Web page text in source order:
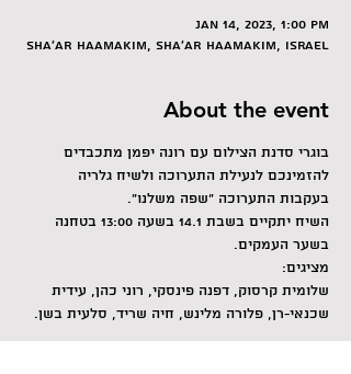
Jan 14, 2023, 1:00 PM
Sha'ar HaAmakim, Sha'ar HaAmakim, Israel
About the event
בוגרי סדנת הצילום עם רונה יפמן מתכבדים
להזמינכם לנעילת התערוכה ולשיח גלריה
בעקבות התערוכה "שפה משלנו".
השיח יתקיים בשבת 14.1 בשעה 13:00 בטחנה
בשער העמקים.
מציגים:
שלומית קרסוק, דפנה פינסקי, רוני כהן, עידית
שכנאי-רן, פלורה מלינש, חיה שריד, סלעית בשן.